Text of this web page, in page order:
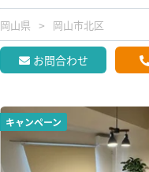
岡山県 岡山市北区
お問合わせ
キャンペーン